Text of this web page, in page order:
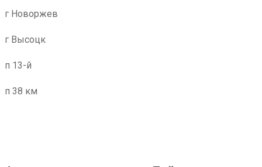
г Новоржев
г Высоцк
п 13-й
п 38 км